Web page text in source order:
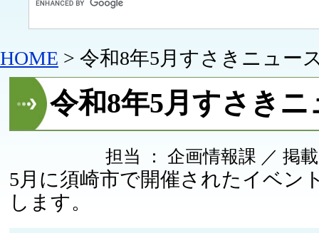
HOME > 令和8年5月すさきニュー
令和8年5月すさきニ
担当 ： 企画情報課 ／ 掲
5月に須崎市で開催されたイベン
します。